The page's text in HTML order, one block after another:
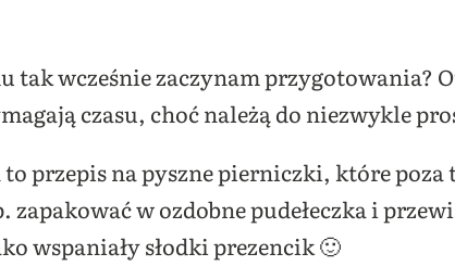
tak wcześnie zaczynam przygotowania?
czasu, choć należą do niezwykle
przepis na pyszne pierniczki, które
zapakować w ozdobne pudełeczka i
wspaniały słodki prezencik 🙂